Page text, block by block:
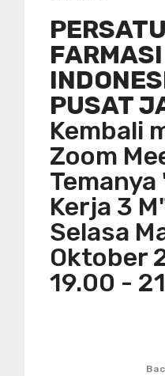
FARMASI
PUSAT
Kembali
Zoom
Kerja 3
Selasa
Oktober
19.00 -